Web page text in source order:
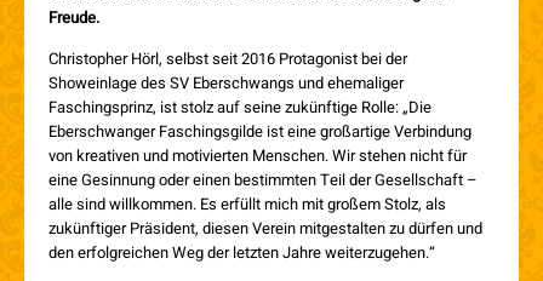
Freude.
Christopher Hörl, selbst seit 2016 Protagonist bei der
Showeinlage des SV Eberschwangs und ehemaliger
Faschingsprinz, ist stolz auf seine zukünftige Rolle: „Die
Eberschwanger Faschingsgilde ist eine großartige Verbindung
von kreativen und motivierten Menschen. Wir stehen nicht für
eine Gesinnung oder einen bestimmten Teil der Gesellschaft –
alle sind willkommen. Es erfüllt mich mit großem Stolz, als
zukünftiger Präsident, diesen Verein mitgestalten zu dürfen und
den erfolgreichen Weg der letzten Jahre weiterzugehen.“